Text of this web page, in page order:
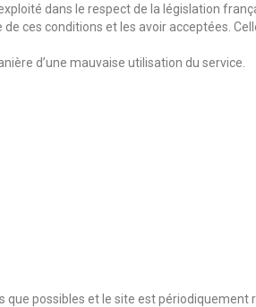
dans le respect de la législation
ces conditions et les avoir acceptées.
d’une mauvaise utilisation du service.
que possibles et le site est